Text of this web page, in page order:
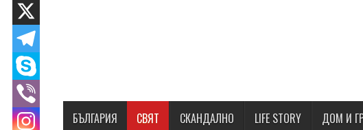
БЪЛГАРИЯ СВЯТ СКАНДАЛНО LIFE STORY ДОМ И